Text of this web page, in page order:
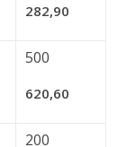
282,90
500
620,60
200